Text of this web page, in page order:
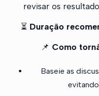
revisar os
⏳ Duração
📌 Como
Baseie as